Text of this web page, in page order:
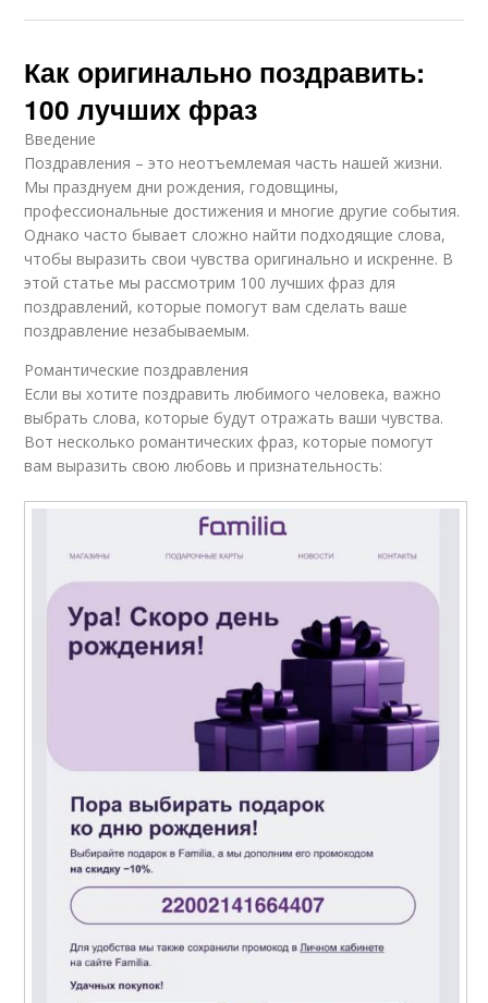
Как оригинально поздравить:
100 лучших фраз
Введение
Поздравления – это неотъемлемая часть нашей жизни.
Мы празднуем дни рождения, годовщины,
профессиональные достижения и многие другие события.
Однако часто бывает сложно найти подходящие слова,
чтобы выразить свои чувства оригинально и искренне. В
этой статье мы рассмотрим 100 лучших фраз для
поздравлений, которые помогут вам сделать ваше
поздравление незабываемым.
Романтические поздравления
Если вы хотите поздравить любимого человека, важно
выбрать слова, которые будут отражать ваши чувства.
Вот несколько романтических фраз, которые помогут
вам выразить свою любовь и признательность: